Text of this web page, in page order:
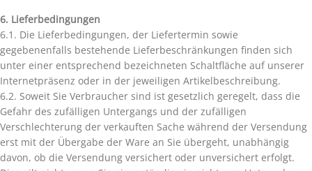
6. Lieferbedingungen
6.1. Die Lieferbedingungen, der Liefertermin sowie
gegebenenfalls bestehende Lieferbeschränkungen finden sich
unter einer entsprechend bezeichneten Schaltfläche auf unserer
Internetpräsenz oder in der jeweiligen Artikelbeschreibung.
6.2. Soweit Sie Verbraucher sind ist gesetzlich geregelt, dass die
Gefahr des zufälligen Untergangs und der zufälligen
Verschlechterung der verkauften Sache während der Versendung
erst mit der Übergabe der Ware an Sie übergeht, unabhängig
davon, ob die Versendung versichert oder unversichert erfolgt.